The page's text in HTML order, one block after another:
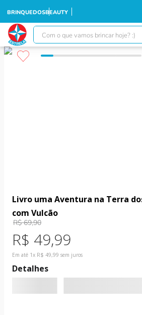
BRINQUEDOSBEAUTY
Com o que vamos brincar
Livro uma Aventura na Terra
com Vulcão
R$ 69,90
R$ 49,99
Em até 1x R$ 49,99 sem juros
Detalhes